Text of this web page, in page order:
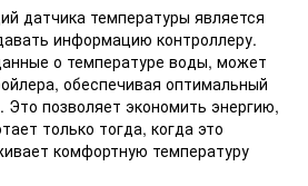
датчика температуры является
информацию контроллеру.
о температуре воды, может
обеспечивая оптимальный
позволяет экономить энергию,
только тогда, когда это
комфортную температуру